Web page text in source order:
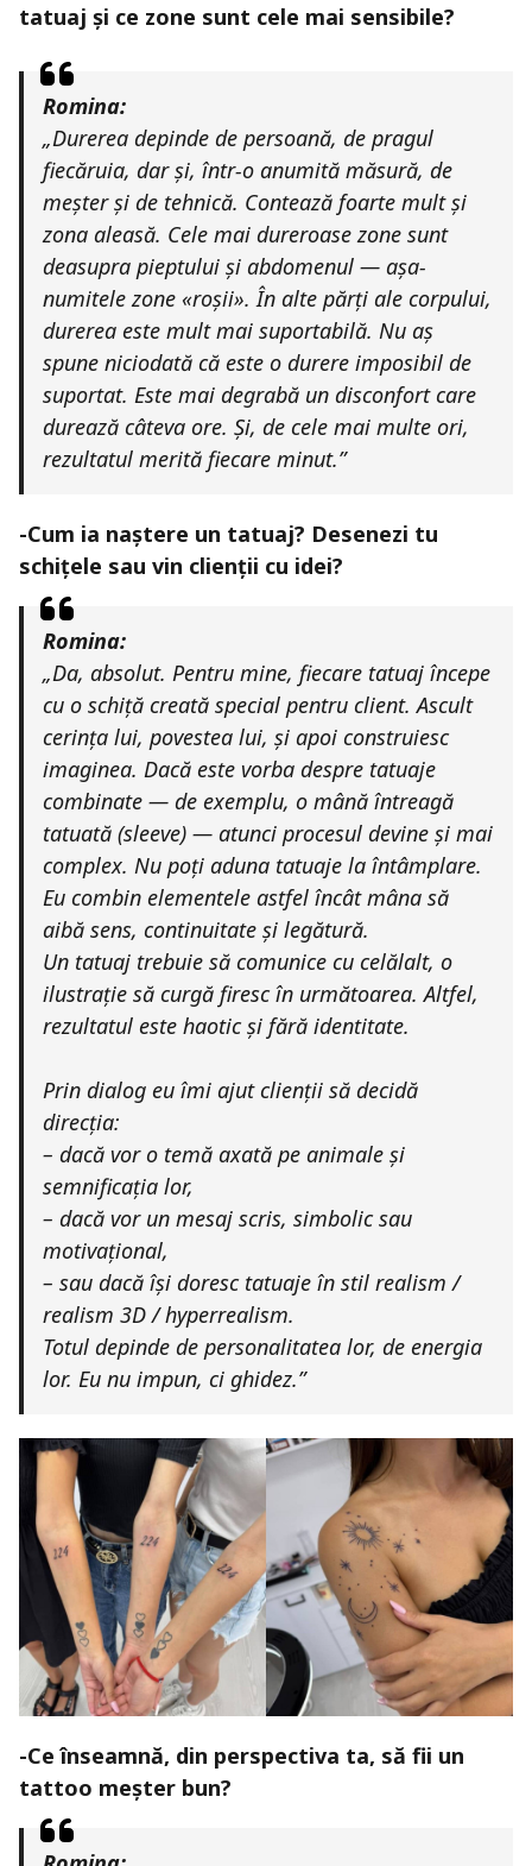
tatuaj și ce zone sunt cele mai sensibile?
Romina:
„Durerea depinde de persoană, de pragul
fiecăruia, dar și, într-o anumită măsură, de
meșter și de tehnică. Contează foarte mult și
zona aleasă. Cele mai dureroase zone sunt
deasupra pieptului și abdomenul — așa-
numitele zone «roșii». În alte părți ale corpului,
durerea este mult mai suportabilă. Nu aș
spune niciodată că este o durere imposibil de
suportat. Este mai degrabă un disconfort care
durează câteva ore. Și, de cele mai multe ori,
rezultatul merită fiecare minut.”
-Cum ia naștere un tatuaj? Desenezi tu
schițele sau vin clienții cu idei?
Romina:
„Da, absolut. Pentru mine, fiecare tatuaj începe
cu o schiță creată special pentru client. Ascult
cerința lui, povestea lui, și apoi construiesc
imaginea. Dacă este vorba despre tatuaje
combinate — de exemplu, o mână întreagă
tatuată (sleeve) — atunci procesul devine și mai
complex. Nu poți aduna tatuaje la întâmplare.
Eu combin elementele astfel încât mâna să
aibă sens, continuitate și legătură.
Un tatuaj trebuie să comunice cu celălalt, o
ilustrație să curgă firesc în următoarea. Altfel,
rezultatul este haotic și fără identitate.
Prin dialog eu îmi ajut clienții să decidă
direcția:
– dacă vor o temă axată pe animale și
semnificația lor,
– dacă vor un mesaj scris, simbolic sau
motivațional,
– sau dacă își doresc tatuaje în stil realism /
realism 3D / hyperrealism.
Totul depinde de personalitatea lor, de energia
lor. Eu nu impun, ci ghidez.”
-Ce înseamnă, din perspectiva ta, să fii un
tattoo meșter bun?